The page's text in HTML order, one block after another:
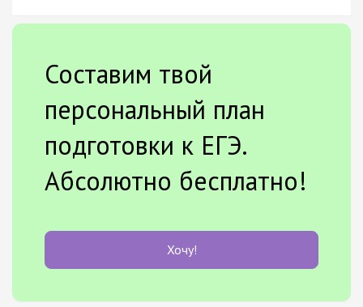
Составим твой
персональный план
подготовки к ЕГЭ.
Абсолютно бесплатно!
Хочу!